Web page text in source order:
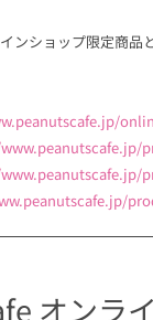
ンショップ限定商品
オン